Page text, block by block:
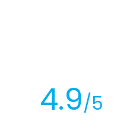
4.9/5